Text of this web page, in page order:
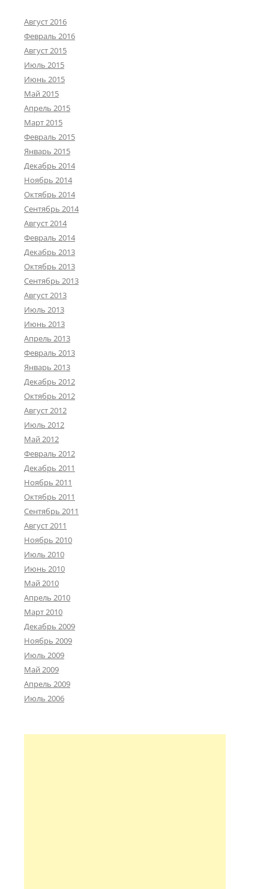
Август 2016
Февраль 2016
Август 2015
Июль 2015
Июнь 2015
Май 2015
Апрель 2015
Март 2015
Февраль 2015
Январь 2015
Декабрь 2014
Ноябрь 2014
Октябрь 2014
Сентябрь 2014
Август 2014
Февраль 2014
Декабрь 2013
Октябрь 2013
Сентябрь 2013
Август 2013
Июль 2013
Июнь 2013
Апрель 2013
Февраль 2013
Январь 2013
Декабрь 2012
Октябрь 2012
Август 2012
Июль 2012
Май 2012
Февраль 2012
Декабрь 2011
Ноябрь 2011
Октябрь 2011
Сентябрь 2011
Август 2011
Ноябрь 2010
Июль 2010
Июнь 2010
Май 2010
Апрель 2010
Март 2010
Декабрь 2009
Ноябрь 2009
Июль 2009
Май 2009
Апрель 2009
Июль 2006